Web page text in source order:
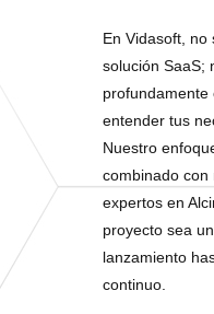
En Vidasoft, no
solución SaaS;
profundamente
entender tus
Nuestro
combinado con
expertos en
proyecto sea
lanzamiento
continuo.